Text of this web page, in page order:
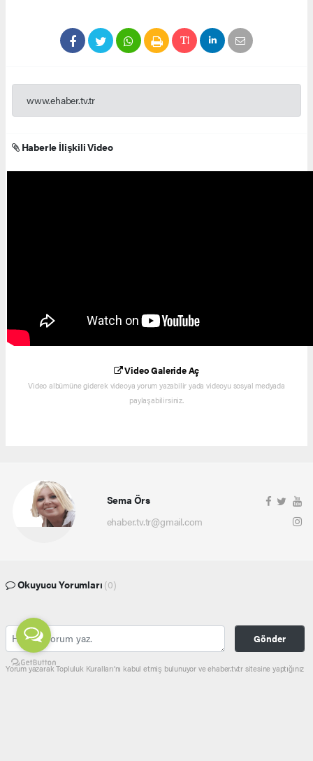
www.ehaber.tv.tr
Haberle İlişkili Video
Video Galeride Aç
Video albümüne giderek videoya yorum yazabilir yada videoyu sosyal medyada
paylaşabilirsiniz.
Sema Örs
ehaber.tv.tr@gmail.com
Okuyucu Yorumları (0)
Gönder
Yorum yazarak Topluluk Kuralları’nı kabul etmiş bulunuyor ve ehaber.tv.tr sitesine yaptığınız